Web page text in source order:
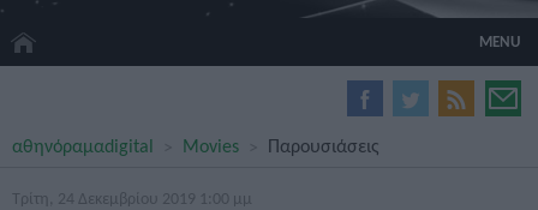
MENU
HOME CINEMA
GADGETS
αθηνόραμαdigital Movies Παρουσιάσεις
Τρίτη, 24 Δεκεμβρίου 2019 1:00 μμ